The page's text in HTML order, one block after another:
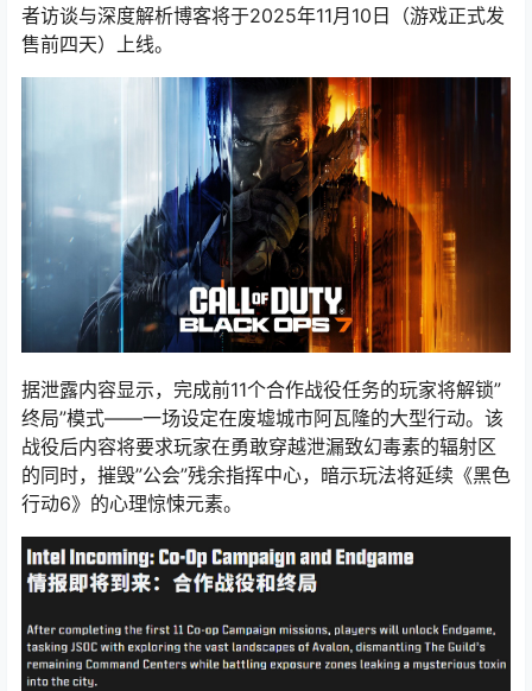
者访谈与深度解析博客将于2025年11月10日（游戏正式发
售前四天）上线。
据泄露内容显示，完成前11个合作战役任务的玩家将解锁”
终局”模式——一场设定在废墟城市阿瓦隆的大型行动。该
战役后内容将要求玩家在勇敢穿越泄漏致幻毒素的辐射区
的同时，摧毁”公会”残余指挥中心，暗示玩法将延续《黑色
行动6》的心理惊悚元素。